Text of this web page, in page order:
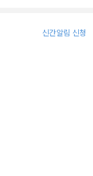
신간알림 신청